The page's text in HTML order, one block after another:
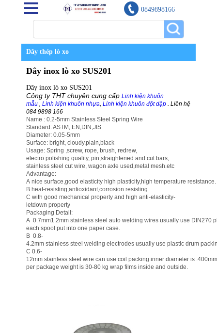
0849898166
Dây thép lò xo
Dây inox lò xo SUS201
Dây inox lò xo SUS201
Công ty THT chuyên cung cấp Linh kiện khuôn
mẫu , Linh kiện khuôn nhựa, Linh kiện khuôn đột dập . Liên hệ
084 9898 166
Name : 0.2-5mm Stainless Steel Spring Wire
Standard: ASTM, EN,DIN,JIS
Diameter: 0.05-5mm
Surface: bright, cloudy,plain,black
Usage: Spring ,screw, rope, brush, redrew,
electro polishing quality, pin,straightened and cut bars,
stainless steel cut wire, wagon axle used,metal mesh.etc
Advantage:
A nice surface,good elasticity high plasticity,high temperature resistance.
B.heat-resisting,antioxidant,corrosion resisting
C with good mechanical property and high anti-elasticity-
letdown property
Packaging Detail:
A 0.7mm1.2mm stainless steel auto welding wires usually use DIN270
each spool put into one paper case.
B 0.8-
4.2mm stainless steel welding electrodes usually use plastic drum
C 0.6-
12mm stainless steel wire can use coil packing.inner
per package weight is 30-80 kg wrap films inside and outside.